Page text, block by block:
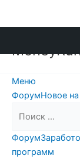
содержимому
Меню
Навигация
ФорумНовое
Форум
breadcrumbs
Форум
программ